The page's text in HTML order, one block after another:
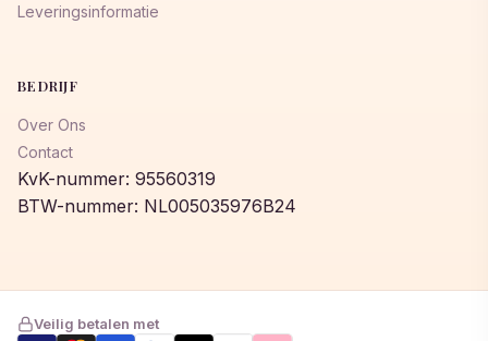
Leveringsinformatie
BEDRIJF
Over Ons
Contact
KvK-nummer: 95560319
BTW-nummer: NL005035976B24
Veilig betalen met